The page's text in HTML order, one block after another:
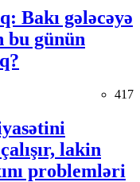
Bakı gələcəyə
bu günün
417
lakin
problemləri